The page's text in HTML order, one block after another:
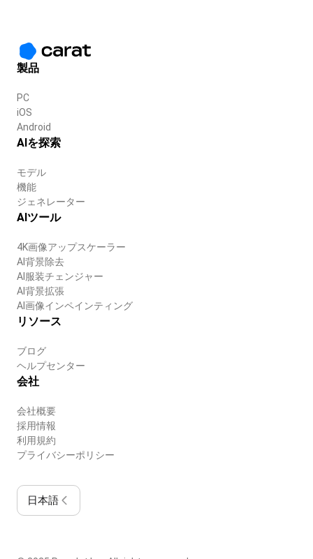
製品
PC
iOS
Android
AIを探索
モデル
機能
ジェネレーター
AIツール
4K画像アップスケーラー
AI背景除去
AI服装チェンジャー
AI背景拡張
AI画像インペインティング
リソース
ブログ
ヘルプセンター
会社
会社概要
採用情報
利用規約
プライバシーポリシー
日本語